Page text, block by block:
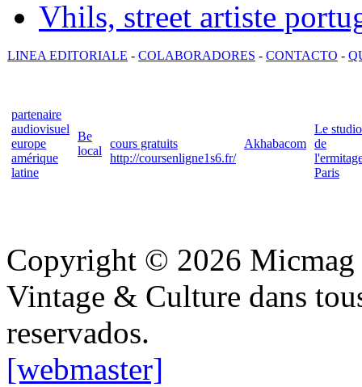
Vhils, street artiste
LINEA EDITORIALE - COLABORADORES - CONTACTO -
partenaire
audiovisuel
europe
amérique
latine
Be
local
cours gratuits
http://coursenligne1s6.fr/
Akhabacom
Le studio
de
Paris
Copyright © 2026 Micmag
Vintage & Culture dans
reservados.
[webmaster]